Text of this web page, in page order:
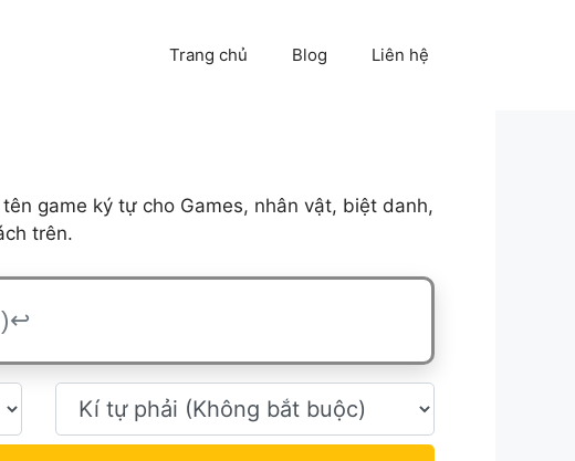
Trang chủ Blog Liên hệ
tên game ký tự cho Games, nhân vật, biệt danh,
trên.